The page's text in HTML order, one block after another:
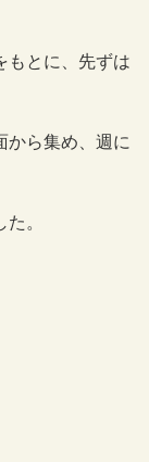
もとに、先ずは
から集め、週に
。